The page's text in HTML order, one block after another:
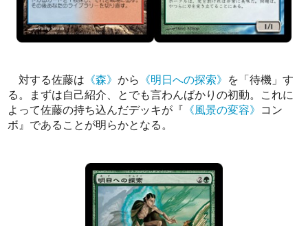
対する佐藤は 《森》から 《明日への探索》 を「待機」す
る。まずは自己紹介、とでも言わんばかりの初動。これに
よって佐藤の持ち込んだデッキが『 《風景の変容》 コン
ボ』であることが明らかとなる。